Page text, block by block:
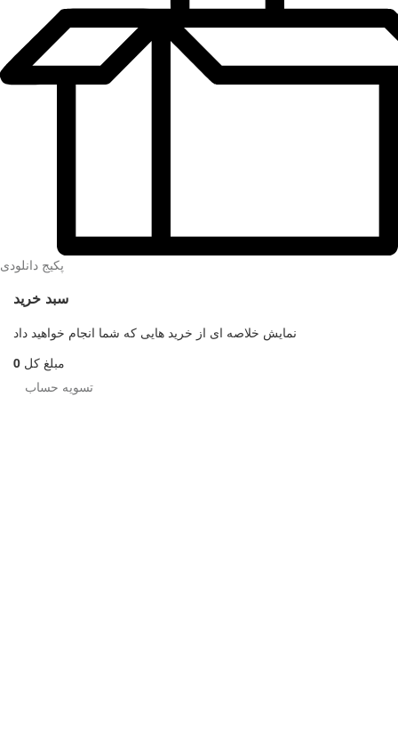
پکیج دانلودی
سبد خرید
نمایش خلاصه ای از خرید هایی که شما انجام خواهید داد
0 مبلغ کل
تسویه حساب